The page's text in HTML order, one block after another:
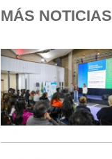
MÁS NOTICIAS